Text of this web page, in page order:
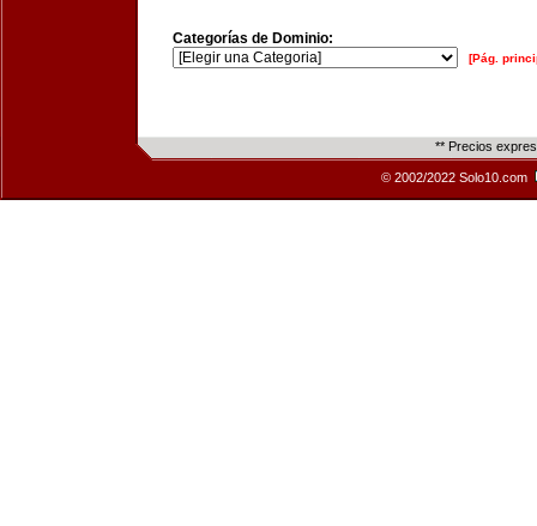
Categorías de Dominio:
[Pág.
** Precios
© 2002/2022 Solo10.com